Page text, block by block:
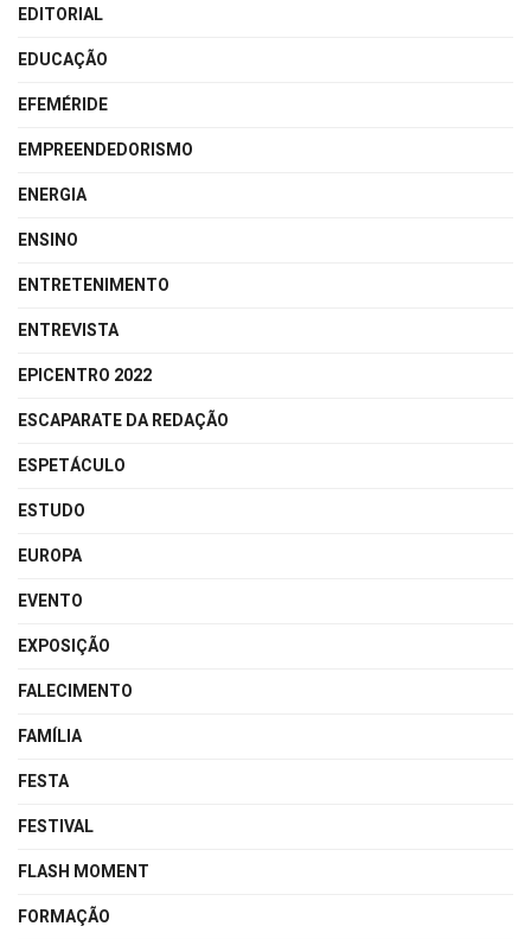
EDITORIAL
EDUCAÇÃO
EFEMÉRIDE
EMPREENDEDORISMO
ENERGIA
ENSINO
ENTRETENIMENTO
ENTREVISTA
EPICENTRO 2022
ESCAPARATE DA REDAÇÃO
ESPETÁCULO
ESTUDO
EUROPA
EVENTO
EXPOSIÇÃO
FALECIMENTO
FAMÍLIA
FESTA
FESTIVAL
FLASH MOMENT
FORMAÇÃO